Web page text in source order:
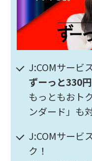
J:COMサービ
ずーっと330
もっともおト
ンダード」も
J:COMサービ
ク！